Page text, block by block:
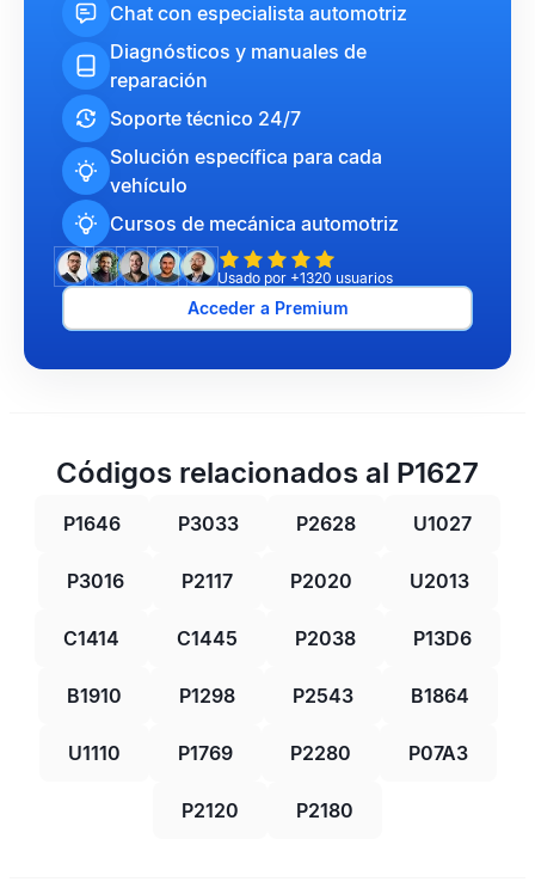
Chat con especialista automotriz
Diagnósticos y manuales de
reparación
Soporte técnico 24/7
Solución específica para cada
vehículo
Cursos de mecánica automotriz
Usado por +1320 usuarios
Acceder a Premium
Códigos relacionados al P1627
P1646 P3033 P2628 U1027
P3016 P2117 P2020 U2013
C1414 C1445 P2038 P13D6
B1910 P1298 P2543 B1864
U1110 P1769 P2280 P07A3
P2120 P2180